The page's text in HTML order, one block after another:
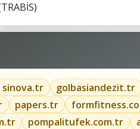
sinova.tr golbasiandezit.tr
papers.tr
pompalitufek.com.tr